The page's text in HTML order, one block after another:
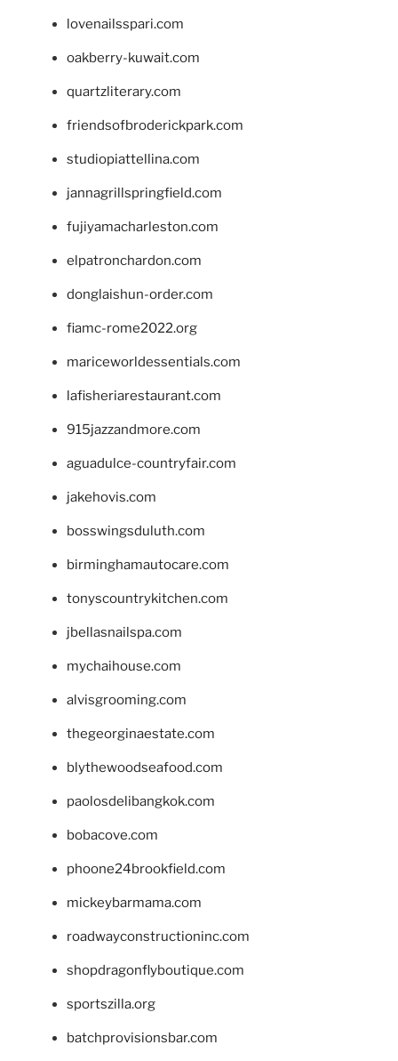
lovenailsspari.com
oakberry-kuwait.com
quartzliterary.com
friendsofbroderickpark.com
studiopiattellina.com
jannagrillspringfield.com
fujiyamacharleston.com
elpatronchardon.com
donglaishun-order.com
fiamc-rome2022.org
mariceworldessentials.com
lafisheriarestaurant.com
915jazzandmore.com
aguadulce-countryfair.com
jakehovis.com
bosswingsduluth.com
birminghamautocare.com
tonyscountrykitchen.com
jbellasnailspa.com
mychaihouse.com
alvisgrooming.com
thegeorginaestate.com
blythewoodseafood.com
paolosdelibangkok.com
bobacove.com
phoone24brookfield.com
mickeybarmama.com
roadwayconstructioninc.com
shopdragonflyboutique.com
sportszilla.org
batchprovisionsbar.com